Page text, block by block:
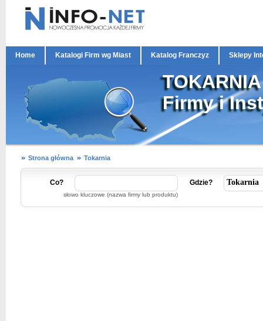
Home Katalogi Firm wg Miast Katalog Franczyz Sklepy
TOKARNIA
Firmy i
Strona główna Tokarnia
Co?
słowo kluczowe (nazwa firmy lub produktu)
Gdzie?